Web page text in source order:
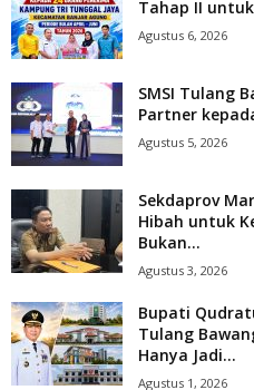
Tahap II untuk
Agustus 6, 2026
SMSI Tulang
Partner
Agustus 5, 2026
Sekdaprov
Hibah untuk
Bukan...
Agustus 3, 2026
Bupati
Tulang
Hanya Jadi...
Agustus 1, 2026